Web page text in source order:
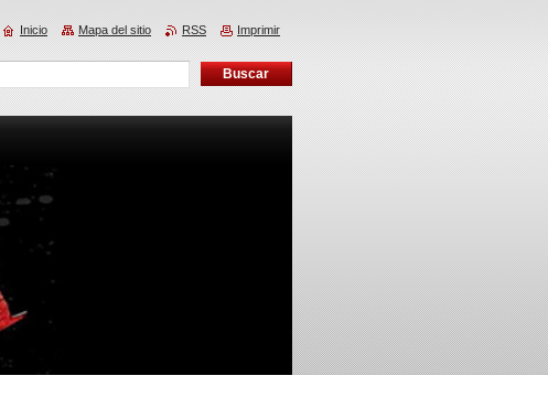
Inicio Mapa del sitio RSS Imprimir